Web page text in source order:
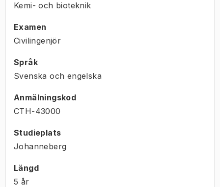
Kemi- och bioteknik
Examen
Civilingenjör
Språk
Svenska och engelska
Anmälningskod
CTH-43000
Studieplats
Johanneberg
Längd
5 år